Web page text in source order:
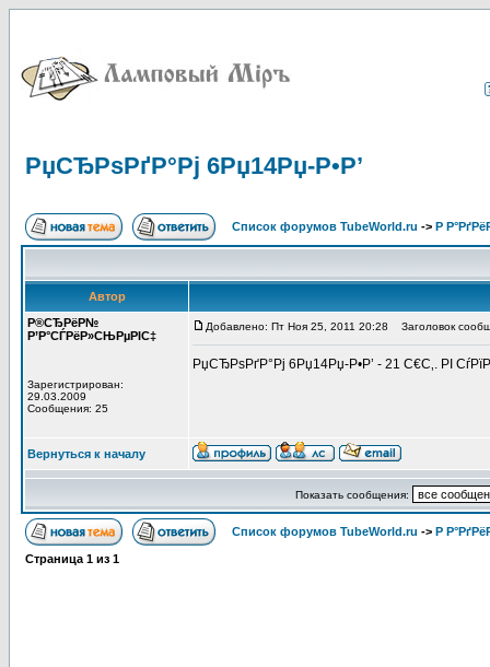
РџСЂРѕРґР°Рј 6Рџ14Рџ-Р•Р’
Список форумов TubeWorld.ru -> Р
Автор
Р®СЂРёР№
Р’Р°СЃРёР»СЊРµРІС‡
Зарегистрирован:
29.03.2009
Сообщения: 25
Добавлено: Пт Ноя 25, 2011 20:28 Заголовок
РџСЂРѕРґР°Рј 6Рџ14Рџ-Р•Р’ - 21 С€С‚. РІ
Вернуться к началу
Показать сообщения:
Список форумов TubeWorld.ru -> Р
Страница 1 из 1